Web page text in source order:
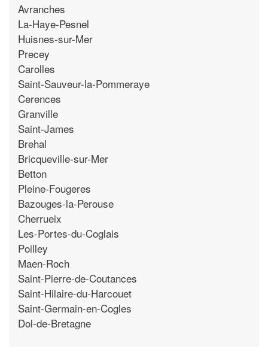
Avranches
La-Haye-Pesnel
Huisnes-sur-Mer
Precey
Carolles
Saint-Sauveur-la-Pommeraye
Cerences
Granville
Saint-James
Brehal
Bricqueville-sur-Mer
Betton
Pleine-Fougeres
Bazouges-la-Perouse
Cherrueix
Les-Portes-du-Coglais
Poilley
Maen-Roch
Saint-Pierre-de-Coutances
Saint-Hilaire-du-Harcouet
Saint-Germain-en-Cogles
Dol-de-Bretagne